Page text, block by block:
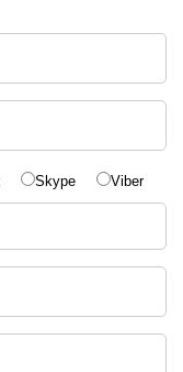
Skype Viber